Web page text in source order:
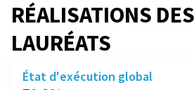
RÉALISATIONS
LAURÉATS
État d'exécution global